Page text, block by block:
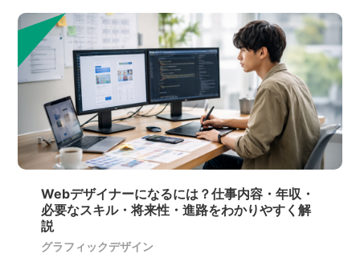
Webデザイナーになるには？仕事内容・年収・
必要なスキル・将来性・進路をわかりやすく解
説
グラフィックデザイン